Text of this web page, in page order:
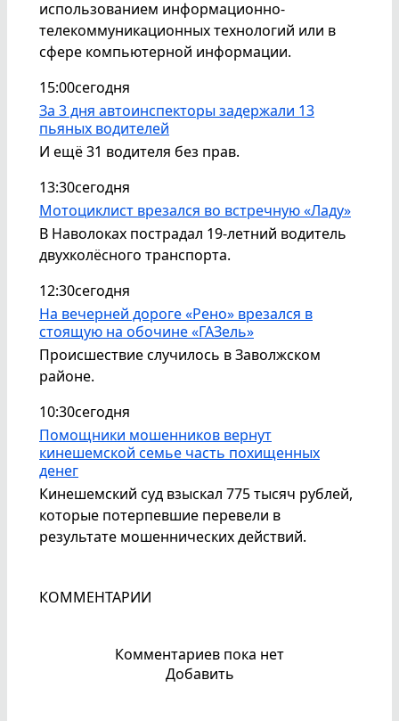
использованием информационно-
телекоммуникационных технологий или в
сфере компьютерной информации.
15:00сегодня
За 3 дня автоинспекторы задержали 13
пьяных водителей
И ещё 31 водителя без прав.
13:30сегодня
Мотоциклист врезался во встречную «Ладу»
В Наволоках пострадал 19-летний водитель
двухколёсного транспорта.
12:30сегодня
На вечерней дороге «Рено» врезался в
стоящую на обочине «ГАЗель»
Происшествие случилось в Заволжском
районе.
10:30сегодня
Помощники мошенников вернут
кинешемской семье часть похищенных
денег
Кинешемский суд взыскал 775 тысяч рублей,
которые потерпевшие перевели в
результате мошеннических действий.
КОММЕНТАРИИ
Комментариев пока нет
Добавить